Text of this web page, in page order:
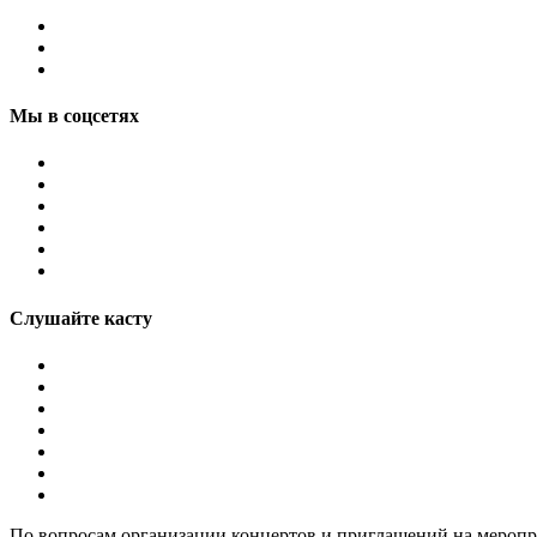
Мы в соцсетях
Слушайте касту